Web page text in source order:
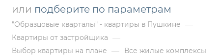
или подберите по параметрам
"Образцовые кварталы" - квартиры в Пушкине —
Квартиры от застройщика —
Выбор квартиры на плане — Все жилые комплексы